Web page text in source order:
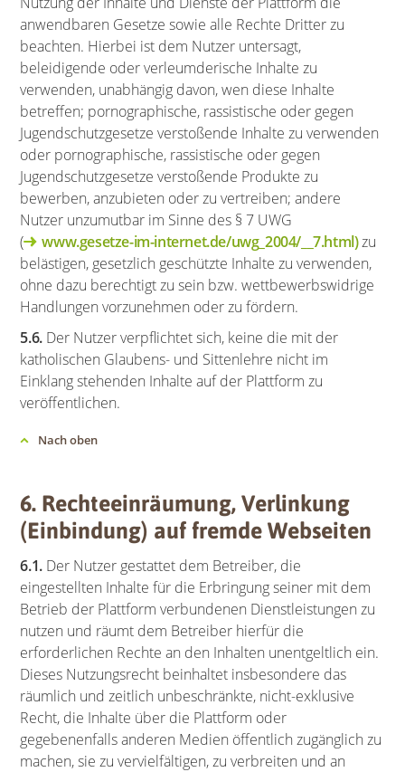
anwendbaren Gesetze sowie alle Rechte Dritter zu
beachten. Hierbei ist dem Nutzer untersagt,
beleidigende oder verleumderische Inhalte zu
verwenden, unabhängig davon, wen diese Inhalte
betreffen; pornographische, rassistische oder gegen
Jugendschutzgesetze verstoßende Inhalte zu verwenden
oder pornographische, rassistische oder gegen
Jugendschutzgesetze verstoßende Produkte zu
bewerben, anzubieten oder zu vertreiben; andere
Nutzer unzumutbar im Sinne des § 7 UWG
(
www.gesetze-im-internet.de/uwg_2004/__7.html)zu
belästigen, gesetzlich geschützte Inhalte zu verwenden,
ohne dazu berechtigt zu sein bzw. wettbewerbswidrige
Handlungen vorzunehmen oder zu fördern.
5.6.Der Nutzer verpflichtet sich, keine die mit der
katholischen Glaubens- und Sittenlehre nicht im
Einklang stehenden Inhalte auf der Plattform zu
veröffentlichen.
Nach oben
6. Rechteeinräumung, Verlinkung
(Einbindung) auf fremde Webseiten
6.1.Der Nutzer gestattet dem Betreiber, die
eingestellten Inhalte für die Erbringung seiner mit dem
Betrieb der Plattform verbundenen Dienstleistungen zu
nutzen und räumt dem Betreiber hierfür die
erforderlichen Rechte an den Inhalten unentgeltlich ein.
Dieses Nutzungsrecht beinhaltet insbesondere das
räumlich und zeitlich unbeschränkte, nicht-exklusive
Recht, die Inhalte über die Plattform oder
gegebenenfalls anderen Medien öffentlich zugänglich zu
machen, sie zu vervielfältigen, zu verbreiten und an